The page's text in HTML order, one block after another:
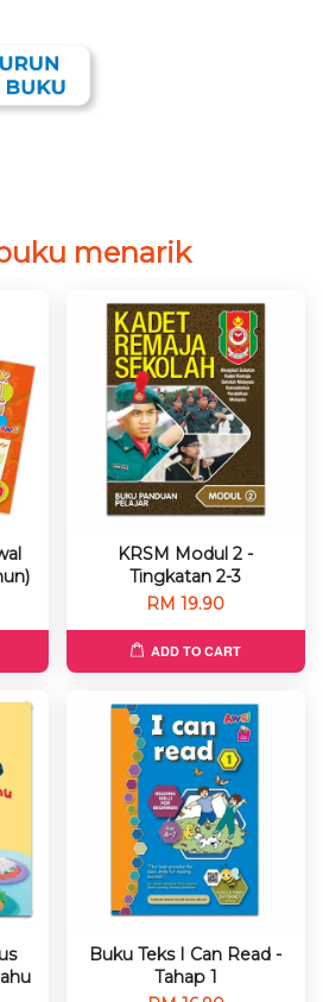
menarik
KRSM Modul 2 -
Tingkatan 2-3
RM 19.90
ADD TO CART
Buku Teks I Can Read -
Tahap 1